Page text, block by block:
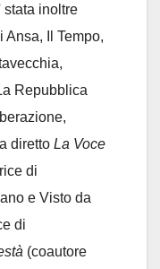
stata inoltre
Ansa, Il Tempo,
Repubblica
diretto La Voce
di
e Visto da
di
(coautore